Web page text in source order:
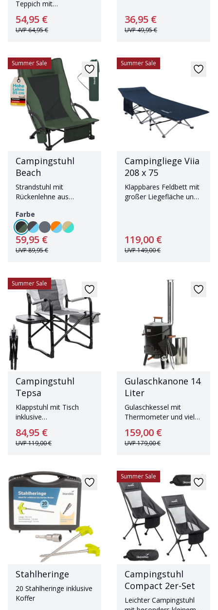
Teppich mit
Unterseite
54,95 €
UVP64,95 €
36,95 €
UVP49,95 €
Summer Sale
Campingstuhl
Beach
Strandstuhl mit
Rückenlehne aus
Farbe
59,95 €
UVP89,95 €
Summer Sale
Campingliege Viia
208 x 75
Klappbares Feldbett mit
großer Liegefläche und
119,00 €
UVP149,00 €
Summer Sale
Campingstuhl
Tepsa
Klappstuhl mit Tisch
inklusive
Kühlfach
84,95 €
UVP119,00 €
Gulaschkanone 14
Liter
Gulaschkessel mit
Thermometer und viel
159,00 €
UVP179,00 €
Stahlheringe
20 Stahlheringe inklusive
Koffer
Summer Sale
Campingstuhl
Compact 2er-Set
Leichter Campingstuhl